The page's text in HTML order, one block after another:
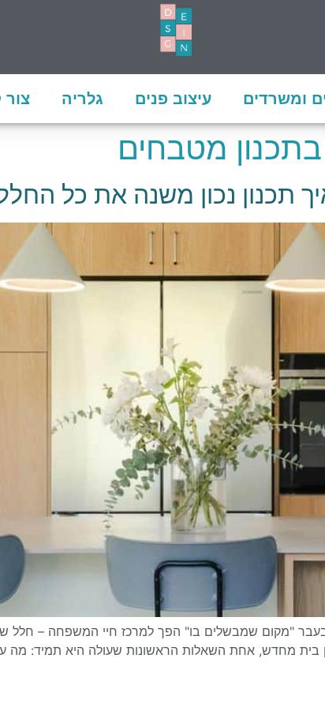
ומשרדים עיצוב פנים גלריה
מטבחים
תכנון נכון משנה את כל
"מקום שמבשלים בו" הפך למרכז חיי המשפחה – חלל
בית מחדש, אחת השאלות הראשונות שעולה היא תמיד: